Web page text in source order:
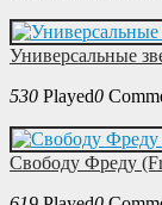
Универсальные
530 Played0
Свободу Фреду